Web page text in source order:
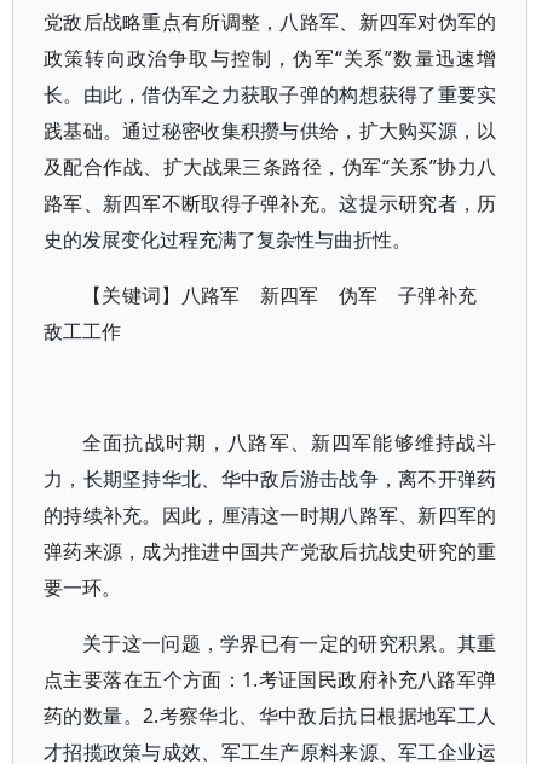
党敌后战略重点有所调整，八路军、新四军对伪军的
政策转向政治争取与控制，伪军“关系”数量迅速增
长。由此，借伪军之力获取子弹的构想获得了重要实
践基础。通过秘密收集积攒与供给，扩大购买源，以
及配合作战、扩大战果三条路径，伪军“关系”协力八
路军、新四军不断取得子弹补充。这提示研究者，历
史的发展变化过程充满了复杂性与曲折性。
【关键词】八路军 新四军 伪军 子弹补充
敌工工作
全面抗战时期，八路军、新四军能够维持战斗
力，长期坚持华北、华中敌后游击战争，离不开弹药
的持续补充。因此，厘清这一时期八路军、新四军的
弹药来源，成为推进中国共产党敌后抗战史研究的重
要一环。
关于这一问题，学界已有一定的研究积累。其重
点主要落在五个方面：1.考证国民政府补充八路军弹
药的数量。2.考察华北、华中敌后抗日根据地军工人
才招揽政策与成效、军工生产原料来源、军工企业运